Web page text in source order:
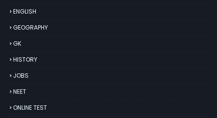
ENGLISH
GEOGRAPHY
GK
HISTORY
JOBS
NEET
ONLINE TEST